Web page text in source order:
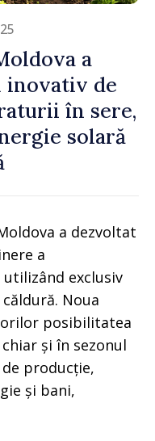
a
inovativ de
în sere,
solară
a dezvoltat
a
exclusiv
Noua
posibilitatea
și în sezonul
producție,
și bani,